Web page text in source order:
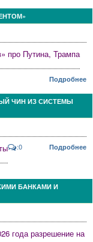
про Путина, Трампа
Подробнее
ЧИН ИЗ СИСТЕМЫ
:0 Подробнее
БАНКАМИ И
года разрешение на